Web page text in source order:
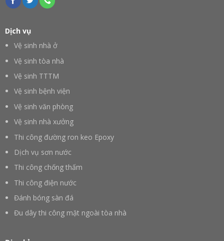
Dịch vụ
Vệ sinh nhà ở
Vệ sinh tòa nhà
Vệ sinh TTTM
Vệ sinh bệnh viện
Vệ sinh văn phòng
Vệ sinh nhà xưởng
Thi công đường ron keo Epoxy
Dịch vụ sơn nước
Thi công chống thấm
Thi công điện nước
Đánh bóng sàn đá
Đu dây thi công mặt ngoài tòa nhà